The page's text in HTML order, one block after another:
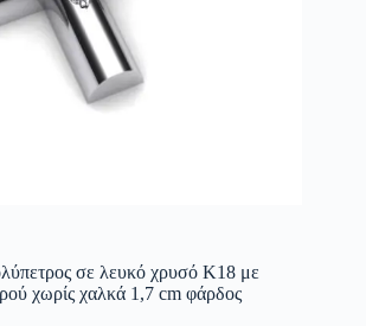
σε λευκό χρυσό Κ18 με
χωρίς χαλκά 1,7 cm φάρδος